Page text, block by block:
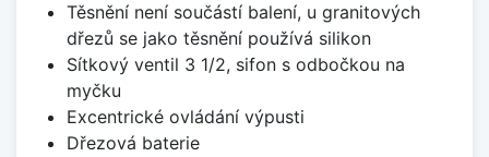
Těsnění není součástí balení, u granitových
dřezů se jako těsnění používá silikon
Sítkový ventil 3 1/2, sifon s odbočkou na
myčku
Excentrické ovládání výpusti
Dřezová baterie